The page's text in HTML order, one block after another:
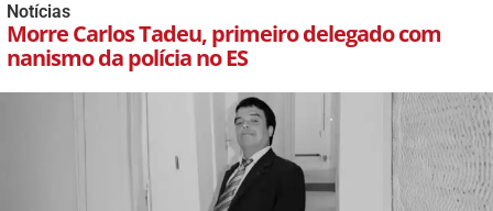
Notícias
Morre Carlos Tadeu, primeiro delegado com
nanismo da polícia no ES